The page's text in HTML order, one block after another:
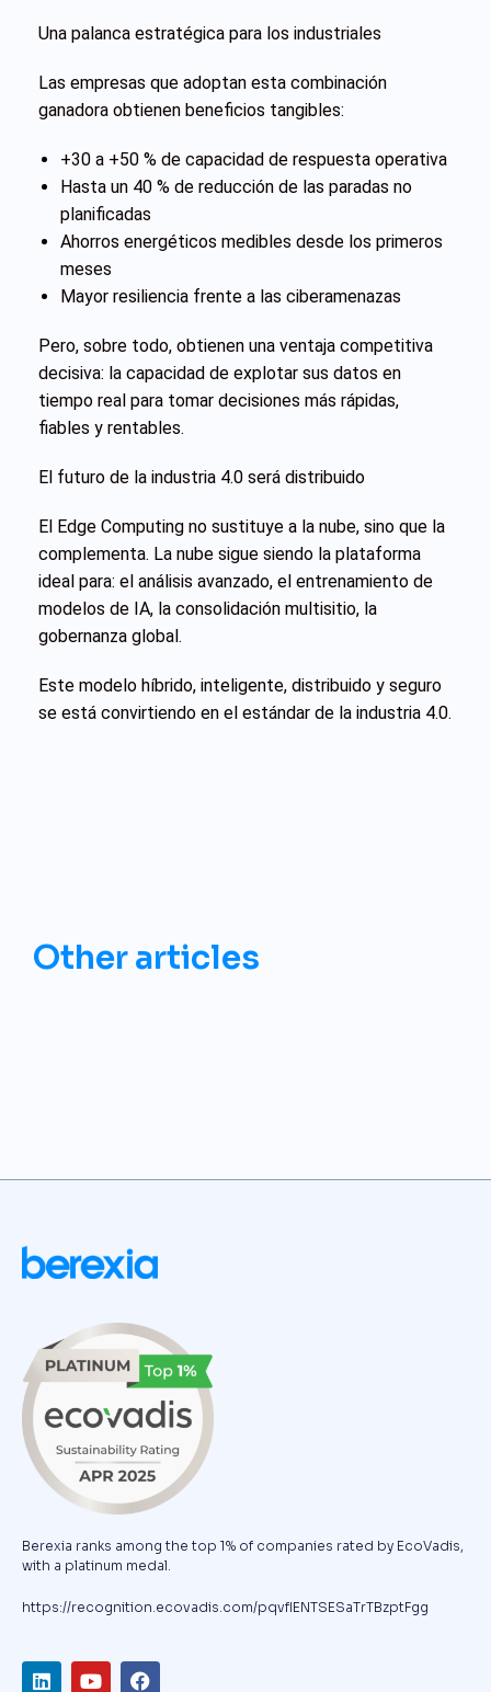
Una palanca estratégica para los industriales
Las empresas que adoptan esta combinación
ganadora obtienen beneficios tangibles:
+30 a +50 % de capacidad de respuesta operativa
Hasta un 40 % de reducción de las paradas no
planificadas
Ahorros energéticos medibles desde los primeros
meses
Mayor resiliencia frente a las ciberamenazas
Pero, sobre todo, obtienen una ventaja competitiva
decisiva: la capacidad de explotar sus datos en
tiempo real para tomar decisiones más rápidas,
fiables y rentables.
El futuro de la industria 4.0 será distribuido
El Edge Computing no sustituye a la nube, sino que la
complementa. La nube sigue siendo la plataforma
ideal para: el análisis avanzado, el entrenamiento de
modelos de IA, la consolidación multisitio, la
gobernanza global.
Este modelo híbrido, inteligente, distribuido y seguro
se está convirtiendo en el estándar de la industria 4.0.
Other articles
Berexia ranks among the top 1% of companies rated by EcoVadis,
with a platinum medal.
https://recognition.ecovadis.com/pqvfIENTSESaTrTBzptFgg